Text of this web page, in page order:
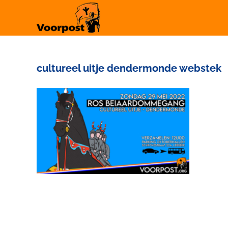
cultureel uitje dendermonde webstek